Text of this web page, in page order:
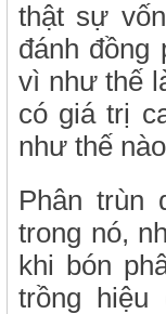
thật sự
đánh đồng
vì như thế
có giá trị
như thế
Phân trùn
trong nó,
khi bón
trồng hiệu